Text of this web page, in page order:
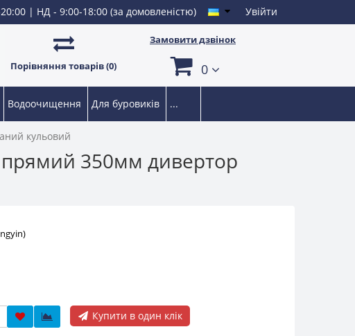
| НД - 9:00-18:00 (за домовленістю) Увійти
Порівняння товарів (0)
Замовити дзвінок
0
Водоочищення Для буровиків ...
кульовий
прямий 350мм дивертор
Купити в один клік